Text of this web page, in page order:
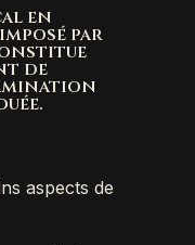
en
par
de
aspects de